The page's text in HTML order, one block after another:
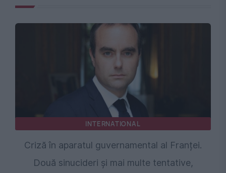
INTERNATIONAL
Criză în aparatul guvernamental al Franței.
Două sinucideri și mai multe tentative,